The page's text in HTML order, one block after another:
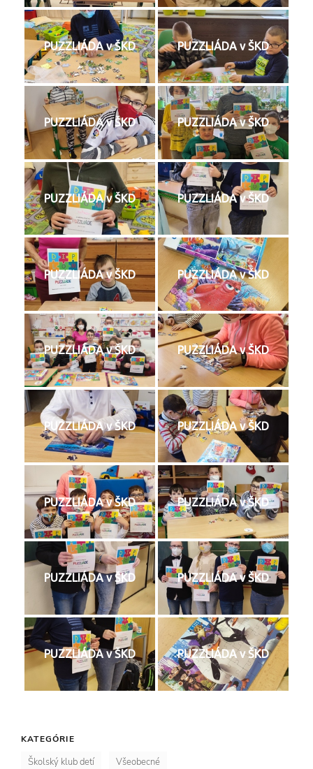
PUZZLIÁDA v ŠKD PUZZLIÁDA v ŠKD
PUZZLIÁDA v ŠKD PUZZLIÁDA v ŠKD
PUZZLIÁDA v ŠKD PUZZLIÁDA v ŠKD
PUZZLIÁDA v ŠKD PUZZLIÁDA v ŠKD
PUZZLIÁDA v ŠKD PUZZLIÁDA v ŠKD
PUZZLIÁDA v ŠKD PUZZLIÁDA v ŠKD
PUZZLIÁDA v ŠKD PUZZLIÁDA v ŠKD
PUZZLIÁDA v ŠKD PUZZLIÁDA v ŠKD
PUZZLIÁDA v ŠKD PUZZLIÁDA v ŠKD
KATEGÓRIE
Školský klub detí Všeobecné